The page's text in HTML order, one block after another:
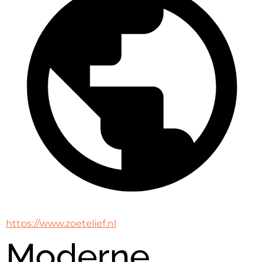
https://www.zoetelief.nl